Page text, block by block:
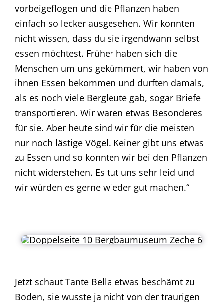
vorbeigeflogen und die Pflanzen haben
einfach so lecker ausgesehen. Wir konnten
nicht wissen, dass du sie irgendwann selbst
essen möchtest. Früher haben sich die
Menschen um uns gekümmert, wir haben von
ihnen Essen bekommen und durften damals,
als es noch viele Bergleute gab, sogar Briefe
transportieren. Wir waren etwas Besonderes
für sie. Aber heute sind wir für die meisten
nur noch lästige Vögel. Keiner gibt uns etwas
zu Essen und so konnten wir bei den Pflanzen
nicht widerstehen. Es tut uns sehr leid und
wir würden es gerne wieder gut machen.“
Jetzt schaut Tante Bella etwas beschämt zu
Boden, sie wusste ja nicht von der traurigen